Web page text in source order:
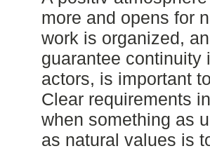
more and opens for
work is organized,
guarantee continuity
actors, is important
Clear requirements
when something as
as natural values is